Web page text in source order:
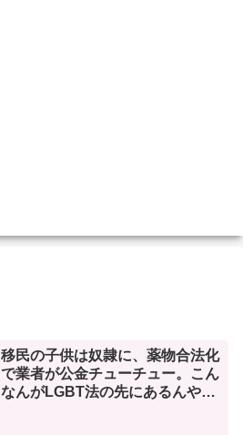
移民の子供は奴隷に、薬物合法化
で業者が公金チューチュー。こん
なんがLGBT法の先にあるんや